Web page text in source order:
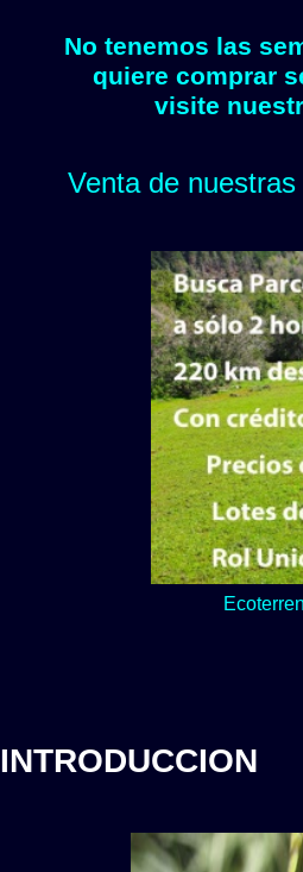
No tenemos las
quiere comprar
visite
Venta de
Lo verde y
INTRODUCCION